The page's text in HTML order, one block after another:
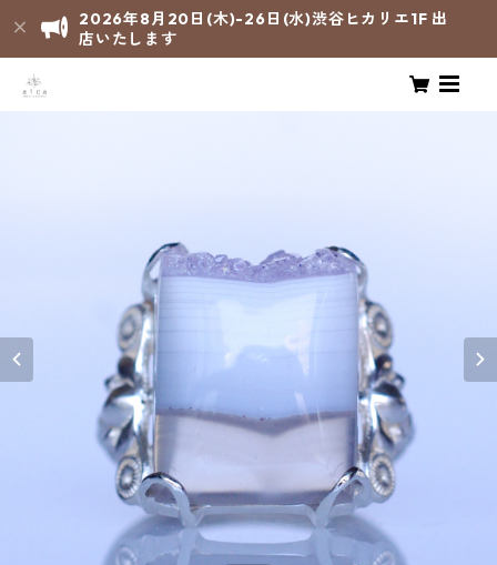
2026年8月20日(木)-26日(水)渋谷ヒカリエ1F 出
店いたします